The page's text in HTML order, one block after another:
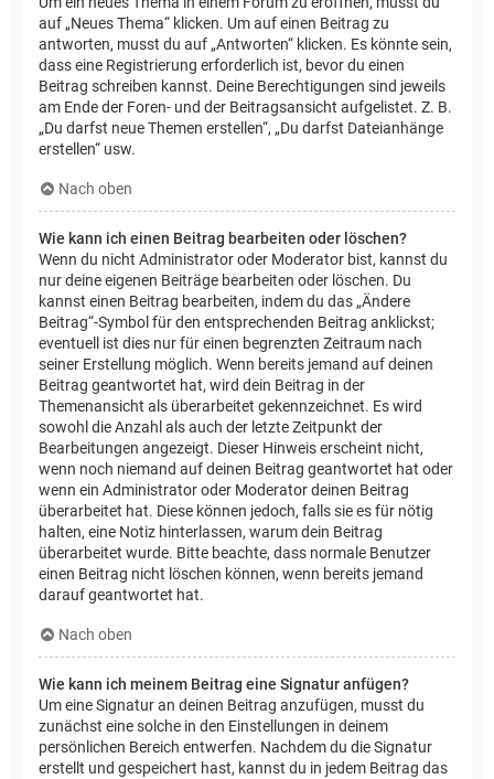
auf „Neues Thema“ klicken. Um auf einen Beitrag zu
antworten, musst du auf „Antworten“ klicken. Es könnte sein,
dass eine Registrierung erforderlich ist, bevor du einen
Beitrag schreiben kannst. Deine Berechtigungen sind jeweils
am Ende der Foren- und der Beitragsansicht aufgelistet. Z. B.
„Du darfst neue Themen erstellen“, „Du darfst Dateianhänge
erstellen“ usw.
Nach oben
Wie kann ich einen Beitrag bearbeiten oder löschen?
Wenn du nicht Administrator oder Moderator bist, kannst du
nur deine eigenen Beiträge bearbeiten oder löschen. Du
kannst einen Beitrag bearbeiten, indem du das „Ändere
Beitrag“-Symbol für den entsprechenden Beitrag anklickst;
eventuell ist dies nur für einen begrenzten Zeitraum nach
seiner Erstellung möglich. Wenn bereits jemand auf deinen
Beitrag geantwortet hat, wird dein Beitrag in der
Themenansicht als überarbeitet gekennzeichnet. Es wird
sowohl die Anzahl als auch der letzte Zeitpunkt der
Bearbeitungen angezeigt. Dieser Hinweis erscheint nicht,
wenn noch niemand auf deinen Beitrag geantwortet hat oder
wenn ein Administrator oder Moderator deinen Beitrag
überarbeitet hat. Diese können jedoch, falls sie es für nötig
halten, eine Notiz hinterlassen, warum dein Beitrag
überarbeitet wurde. Bitte beachte, dass normale Benutzer
einen Beitrag nicht löschen können, wenn bereits jemand
darauf geantwortet hat.
Nach oben
Wie kann ich meinem Beitrag eine Signatur anfügen?
Um eine Signatur an deinen Beitrag anzufügen, musst du
zunächst eine solche in den Einstellungen in deinem
persönlichen Bereich entwerfen. Nachdem du die Signatur
erstellt und gespeichert hast, kannst du in jedem Beitrag das